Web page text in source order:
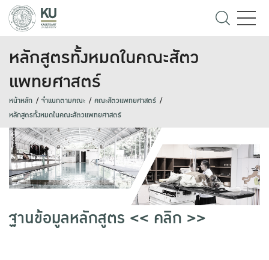
หลักสูตรทั้งหมดในคณะสัตว
แพทยศาสตร์
หน้าหลัก จำแนกตามคณะ
คณะสัตวแพทยศาสตร์
หลักสูตรทั้งหมดในคณะสัตวแพทยศาสตร์
ฐานข้อมูลหลักสูตร << คลิก >>